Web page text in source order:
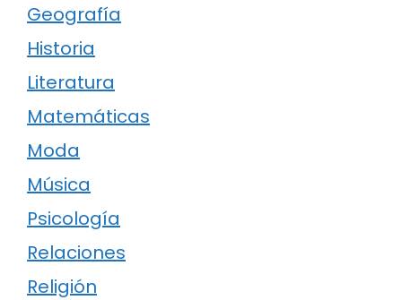
Geografía
Historia
Literatura
Matemáticas
Moda
Música
Psicología
Relaciones
Religión